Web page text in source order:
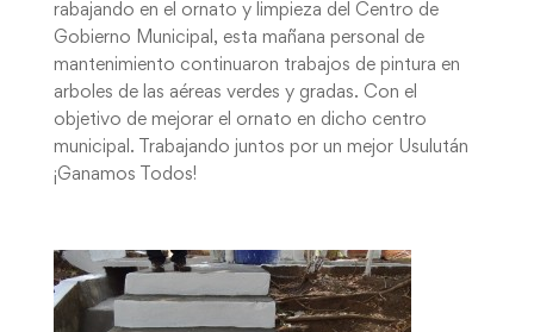
rabajando en el ornato y limpieza del Centro de
Gobierno Municipal, esta mañana personal de
mantenimiento continuaron trabajos de pintura en
arboles de las aéreas verdes y gradas. Con el
objetivo de mejorar el ornato en dicho centro
municipal. Trabajando juntos por un mejor Usulután
¡Ganamos Todos!